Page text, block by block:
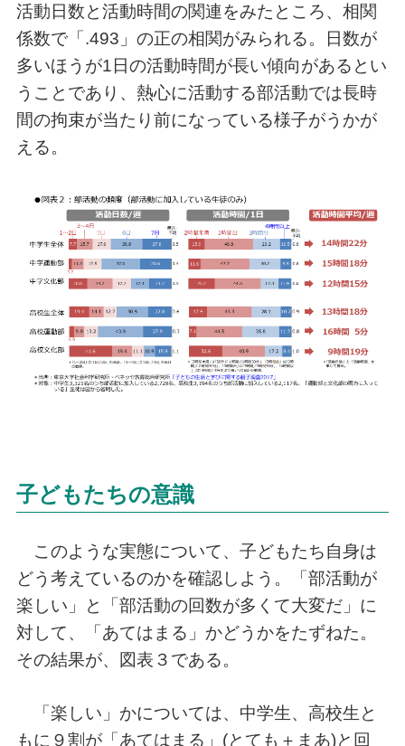
活動日数と活動時間の関連をみたところ、相関
係数で「.493」の正の相関がみられる。日数が
多いほうが1日の活動時間が長い傾向があるとい
うことであり、熱心に活動する部活動では長時
間の拘束が当たり前になっている様子がうかが
える。
子どもたちの意識
このような実態について、子どもたち自身は
どう考えているのかを確認しよう。「部活動が
楽しい」と「部活動の回数が多くて大変だ」に
対して、「あてはまる」かどうかをたずねた。
その結果が、図表３である。
「楽しい」かについては、中学生、高校生と
もに９割が「あてはまる」(とても＋まあ)と回